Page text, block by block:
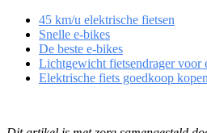
45 km/u elektrische fietsen
Snelle e-bikes
De beste e-bikes
Lichtgewicht fietsendrager voor
Elektrische fiets goedkoop kopen